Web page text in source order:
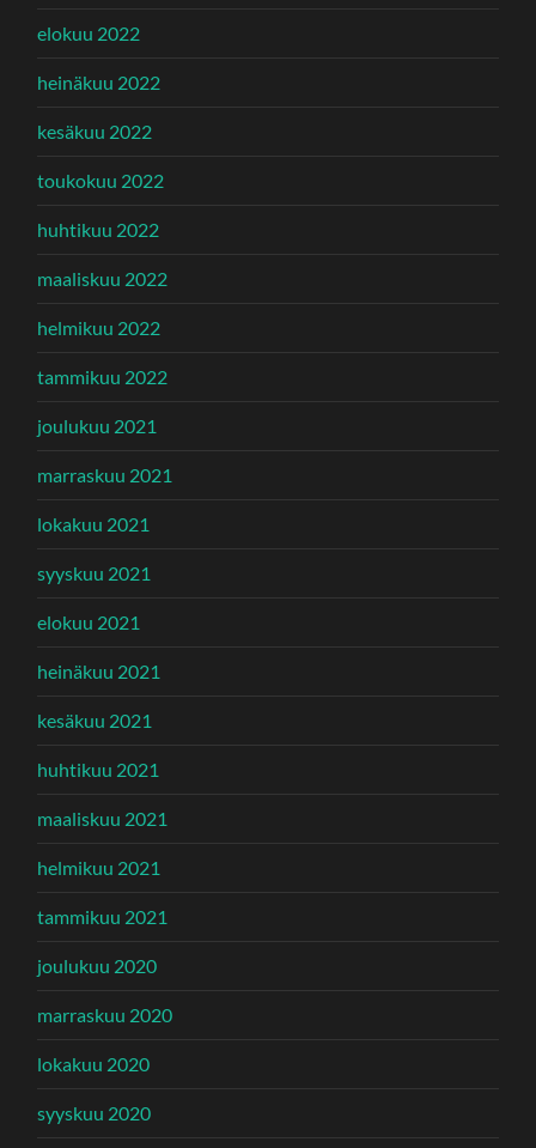
elokuu 2022
heinäkuu 2022
kesäkuu 2022
toukokuu 2022
huhtikuu 2022
maaliskuu 2022
helmikuu 2022
tammikuu 2022
joulukuu 2021
marraskuu 2021
lokakuu 2021
syyskuu 2021
elokuu 2021
heinäkuu 2021
kesäkuu 2021
huhtikuu 2021
maaliskuu 2021
helmikuu 2021
tammikuu 2021
joulukuu 2020
marraskuu 2020
lokakuu 2020
syyskuu 2020